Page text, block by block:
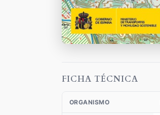
FICHA TÉCNICA
ORGANISMO